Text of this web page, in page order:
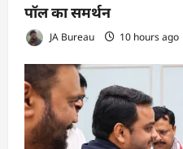
पॉल का समर्थन
JA Bureau 10 hours ago